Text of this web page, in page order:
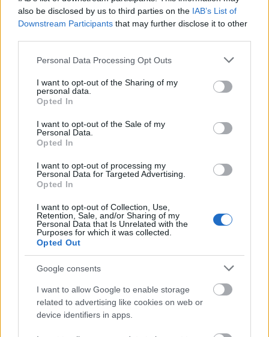
also be disclosed by us to third parties on the IAB’s List of
Downstream Participants that may further disclose it to other
Please note that this website/app uses one or more Google
not limited to your visit or usage behaviour. You may click to
grant or deny consent to Google and its third-party tags to
use your data for below specified purposes in below Google
consent section.
Personal Data Processing Opt Outs
I want to opt-out of the Sharing of my
personal data.
Opted In
I want to opt-out of the Sale of my
Personal Data.
Opted In
I want to opt-out of processing my
Personal Data for Targeted Advertising.
Opted In
I want to opt-out of Collection, Use,
Retention, Sale, and/or Sharing of my
Personal Data that Is Unrelated with the
Purposes for which it was collected.
Opted Out
Google consents
I want to allow Google to enable storage
related to advertising like cookies on web or
device identifiers in apps.
Esports